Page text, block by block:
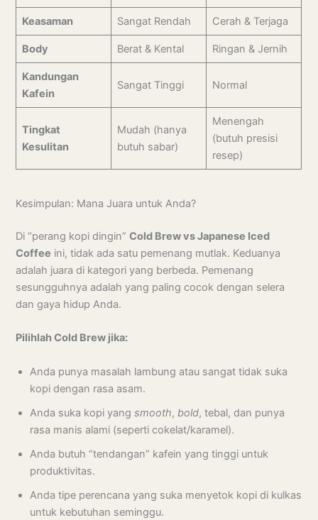
Keasaman Sangat Rendah Cerah & Terjaga
Body Berat & Kental Ringan & Jernih
Kandungan
Kafein
Sangat Tinggi Normal
Tingkat
Kesulitan
Mudah (hanya
butuh sabar)
Menengah
(butuh presisi
resep)
Kesimpulan: Mana Juara untuk Anda?
Di “perang kopi dingin”Cold Brew vs Japanese Iced
Coffee ini, tidak ada satu pemenang mutlak. Keduanya
adalah juara di kategori yang berbeda. Pemenang
sesungguhnya adalah yang paling cocok dengan selera
dan gaya hidup Anda.
Pilihlah Cold Brew jika:
Anda punya masalah lambung atau sangat tidak suka
kopi dengan rasa asam.
Anda suka kopi yangsmooth,bold, tebal, dan punya
rasa manis alami (seperti cokelat/karamel).
Anda butuh “tendangan” kafein yang tinggi untuk
produktivitas.
Anda tipe perencana yang suka menyetok kopi di kulkas
untuk kebutuhan seminggu.